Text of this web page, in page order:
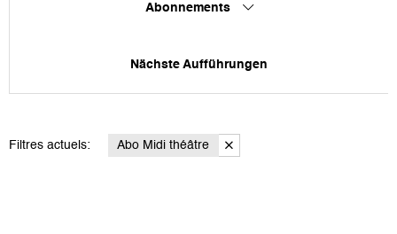
Abonnements
Nächste Aufführungen
Filtres actuels: Abo Midi théâtre